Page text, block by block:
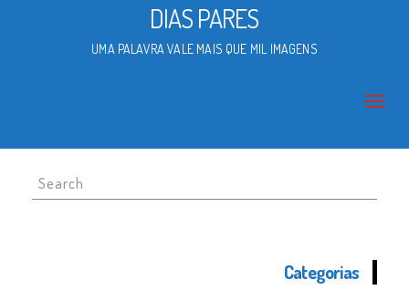
DIAS PARES
UMA PALAVRA VALE MAIS QUE MIL IMAGENS
Search
for:
Categorias